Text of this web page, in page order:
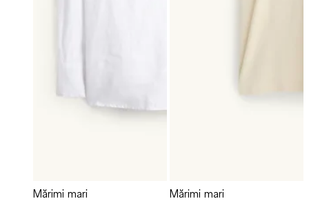
Mărimi mari
Mărimi mari